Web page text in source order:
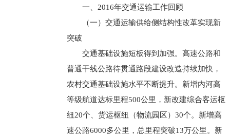
一、2016年交通运输工作回顾
（一）交通运输供给侧结构性改革实现新
突破
交通基础设施短板得到加强。高速公路和
普通干线公路待贯通路段建设改造持续加快，
农村交通基础设施水平不断提升。新增内河高
等级航道达标里程500公里，新改建综合客运枢
纽20个、货运枢纽（物流园区）30个。新增高
速公路6000多公里，总里程突破13万公里。新